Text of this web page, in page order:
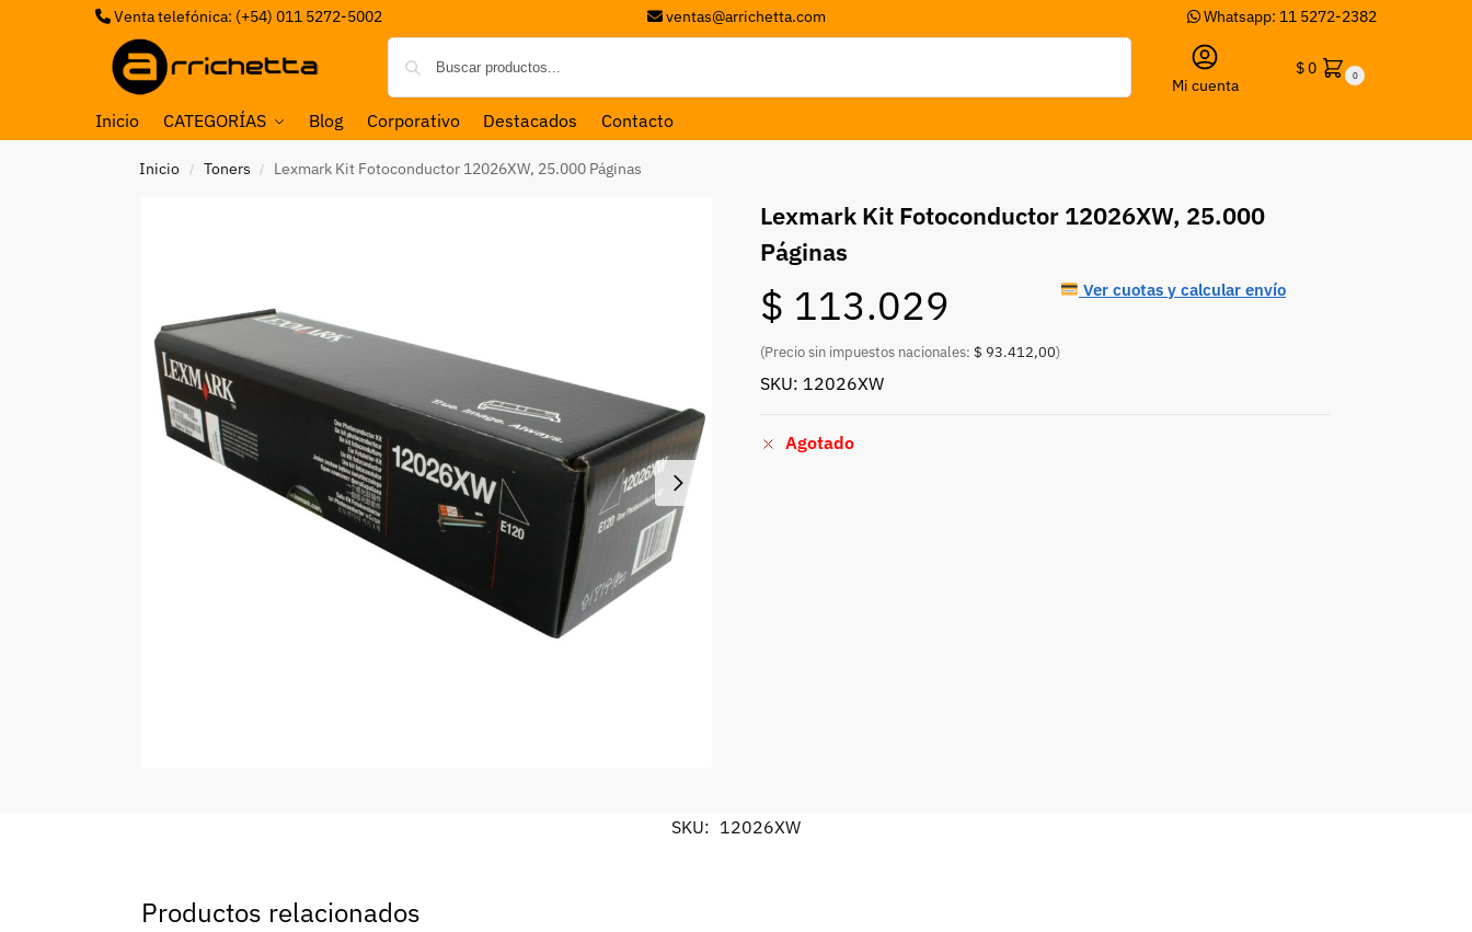
Venta telefónica: (+54) 011 5272-5002 ventas@arrichetta.com Whatsapp: 11 5272-2382
Mi cuenta
$0 0
Inicio CATEGORÍAS Blog Corporativo Destacados Contacto
Inicio / Toners / Lexmark Kit Fotoconductor 12026XW, 25.000 Páginas
Lexmark Kit Fotoconductor 12026XW, 25.000
Páginas
$ 113.029
(Precio sin impuestos nacionales: $ 93.412,00)
Ver cuotas y calcular envío
SKU: 12026XW
Agotado
SKU: 12026XW
Productos relacionados